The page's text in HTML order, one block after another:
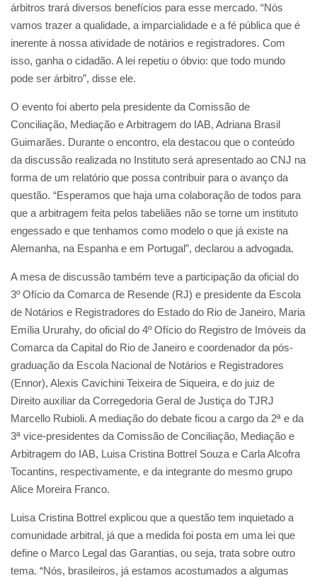
árbitros trará diversos benefícios para esse mercado. “Nós
vamos trazer a qualidade, a imparcialidade e a fé pública que é
inerente à nossa atividade de notários e registradores. Com
isso, ganha o cidadão. A lei repetiu o óbvio: que todo mundo
pode ser árbitro”, disse ele.
O evento foi aberto pela presidente da Comissão de
Conciliação, Mediação e Arbitragem do IAB, Adriana Brasil
Guimarães. Durante o encontro, ela destacou que o conteúdo
da discussão realizada no Instituto será apresentado ao CNJ na
forma de um relatório que possa contribuir para o avanço da
questão. “Esperamos que haja uma colaboração de todos para
que a arbitragem feita pelos tabeliães não se torne um instituto
engessado e que tenhamos como modelo o que já existe na
Alemanha, na Espanha e em Portugal”, declarou a advogada.
A mesa de discussão também teve a participação da oficial do
3º Ofício da Comarca de Resende (RJ) e presidente da Escola
de Notários e Registradores do Estado do Rio de Janeiro, Maria
Emília Ururahy, do oficial do 4º Ofício do Registro de Imóveis da
Comarca da Capital do Rio de Janeiro e coordenador da pós-
graduação da Escola Nacional de Notários e Registradores
(Ennor), Alexis Cavichini Teixeira de Siqueira, e do juiz de
Direito auxiliar da Corregedoria Geral de Justiça do TJRJ
Marcello Rubioli. A mediação do debate ficou a cargo da 2ª e da
3ª vice-presidentes da Comissão de Conciliação, Mediação e
Arbitragem do IAB, Luisa Cristina Bottrel Souza e Carla Alcofra
Tocantins, respectivamente, e da integrante do mesmo grupo
Alice Moreira Franco.
Luisa Cristina Bottrel explicou que a questão tem inquietado a
comunidade arbitral, já que a medida foi posta em uma lei que
define o Marco Legal das Garantias, ou seja, trata sobre outro
tema. “Nós, brasileiros, já estamos acostumados a algumas